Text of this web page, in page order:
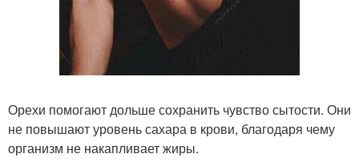
Орехи помогают дольше сохранить чувство сытости. Они
не повышают уровень сахара в крови, благодаря чему
организм не накапливает жиры.